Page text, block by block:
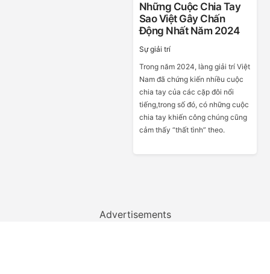
Những Cuộc Chia Tay
Sao Việt Gây Chấn
Động Nhất Năm 2024
Sự giải trí
Trong năm 2024, làng giải trí Việt
Nam đã chứng kiến nhiều cuộc
chia tay của các cặp đôi nổi
tiếng,trong số đó, có những cuộc
chia tay khiến công chúng cũng
cảm thấy “thất tình” theo.
Advertisements